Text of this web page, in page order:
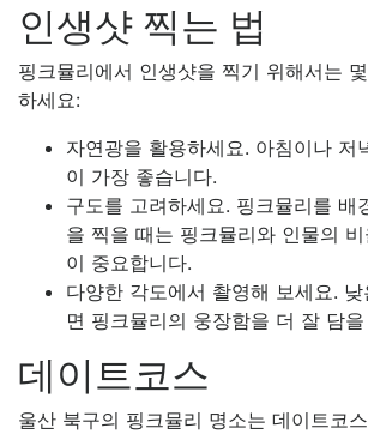
인생샷 찍는 법
핑크뮬리에서 인생샷을 찍기 위해서는
하세요:
자연광을 활용하세요. 아침이나 저
이 가장 좋습니다.
구도를 고려하세요. 핑크뮬리를 배
을 찍을 때는 핑크뮬리와 인물의
이 중요합니다.
다양한 각도에서 촬영해 보세요.
면 핑크뮬리의 웅장함을 더 잘 담
데이트코스
울산 북구의 핑크뮬리 명소는 데이트코